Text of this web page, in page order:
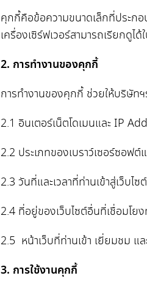
คุกกี้คือข้อความขนาดเล็กที่ประกอ
เครื่องเซิร์ฟเวอร์สามารถเรียกดู
2. การทำงานของคุกกี้
การทำงานของคุกกี้ ช่วยให้บริษัท
2.1 อินเตอร์เน็ตโดเมนและ IP
2.2 ประเภทของเบราว์เซอร์ซอฟต์
2.3 วันที่และเวลาที่ท่านเข้าสู่เว็บไซต์
2.4 ที่อยู่ของเว็บไซต์อื่นที่เชื่อมโย
2.5 หน้าเว็บที่ท่านเข้า เยี่ยมชม แ
3. การใช้งานคุกกี้